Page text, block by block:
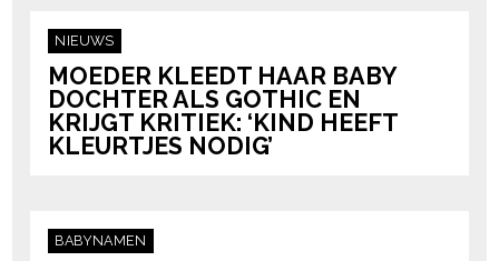
NIEUWS
MOEDER KLEEDT HAAR BABY
DOCHTER ALS GOTHIC EN
KRIJGT KRITIEK: ‘KIND HEEFT
KLEURTJES NODIG’
BABYNAMEN